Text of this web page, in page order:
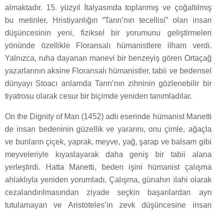
almaktadır. 15. yüzyıl İtalyasında toplanmış ve çoğaltılmış
bu metinler, Hristiyanlığın “Tanrı’nın tecellisi” olan insan
düşüncesinin yeni, fiziksel bir yorumunu geliştirmeleri
yönünde özellikle Floransalı hümanistlere ilham verdi.
Yalnızca, ruha dayanan manevi bir benzeyiş gören Ortaçağ
yazarlarının aksine Floransalı hümanistler, tabii ve bedensel
dünyayı Stoacı anlamda Tanrı’nın zihninin gözlenebilir bir
tiyatrosu olarak cesur bir biçimde yeniden tanımladılar.
On the Dignity of Man (1452) adlı eserinde hümanist Manetti
de insan bedeninin güzellik ve yararını, onu çimle, ağaçla
ve bunların çiçek, yaprak, meyve, yağ, şarap ve balsam gibi
meyveleriyle kıyaslayarak daha geniş bir tabii alana
yerleştirdi. Hatta Manetti, beden işini hümanist çalışma
ahlaklıyla yeniden yorumladı. Çalışma, günahın ilahi olarak
cezalandırılmasından ziyade seçkin başarılardan ayrı
tutulamayan ve Aristoteles’in zevk düşüncesine insan